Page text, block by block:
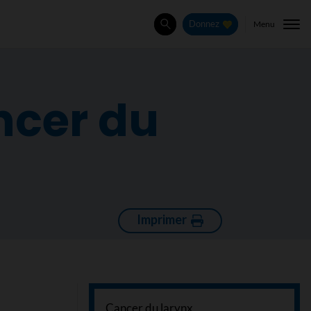
Rechercher
Donnez Menu
du
Imprimer
Cancer du larynx